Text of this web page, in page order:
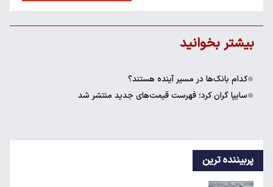
بیشتر بخوانید
کدام بانک‌ها در مسیر آینده هستند؟
سایپا گران کرد؛ فهرست قیمت‌های جدید منتشر شد
پربیننده ترین